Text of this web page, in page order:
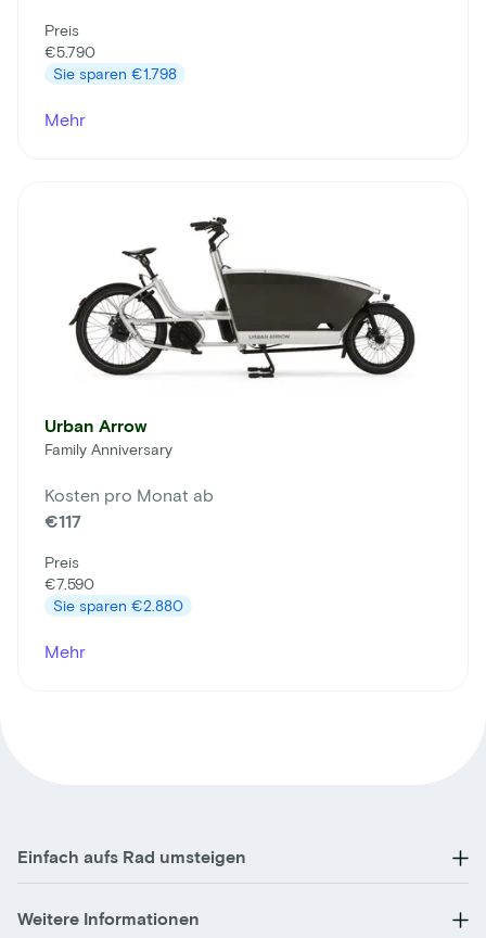
Preis
€5.790
Sie sparen €1.798
Mehr
Urban Arrow
Family Anniversary
Kosten pro Monat ab
€117
Preis
€7.590
Sie sparen €2.880
Mehr
Einfach aufs Rad umsteigen
Weitere Informationen